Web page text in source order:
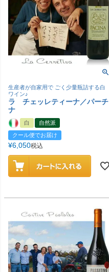
生産者が自家用で ごく少量瓶詰する白
ワイン♪
ラ チェッレティーナ／パーチ
ナ
白
自然派
クール便でお届け
¥6,050税込